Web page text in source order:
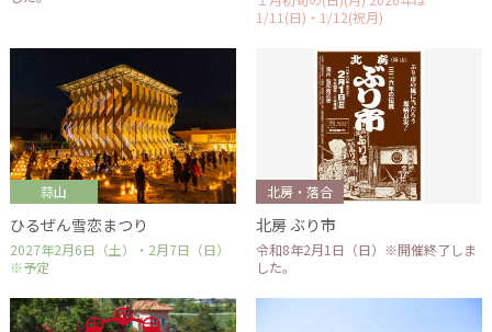
1/11(日)・1/12(祝月)
蒜山
ひるぜん雪恋まつり
2027年2月6日（土）・2月7日（日）
※予定
北房・落合
北房 ぶり市
令和8年2月1日（日）※開催終了しま
した。